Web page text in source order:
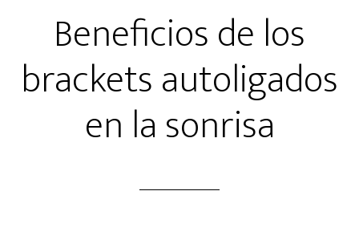
Beneficios de los
brackets autoligados
en la sonrisa